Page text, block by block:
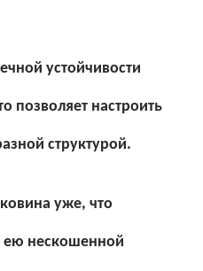
устойчивости
позволяет настроить
структурой.
уже, что
ею нескошенной